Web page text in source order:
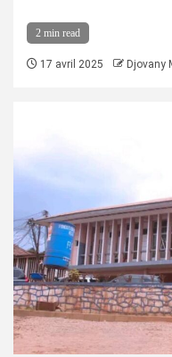
2 min read
17 avril 2025 Djovany